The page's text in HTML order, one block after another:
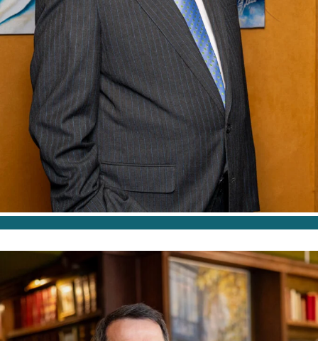
SOCIO DIRECTOR DPTO MERCANTIL
Y SOCIETARIO
Emilio Daniel Pérez
Labrador